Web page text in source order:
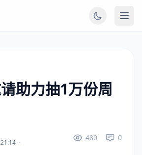
助力抽1万份周
·
480 0